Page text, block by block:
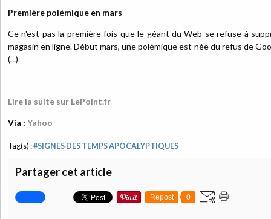
Première polémique en mars
Ce n'est pas la première fois que le géant du Web se refuse à
magasin en ligne. Début mars, une polémique est née du refus de
(...)
Lire la suite sur LePoint.fr
Via : Yahoo
Tag(s) :#SIGNES DES TEMPS APOCALYPTIQUES
Partager cet article
Repost 0